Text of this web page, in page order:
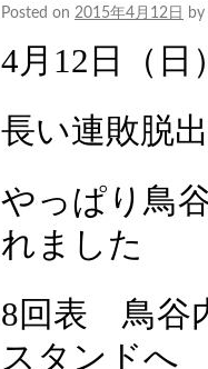
Posted on 2015年4月12日 by
4月 12 日（日
長い連敗脱
やっぱり鳥
れました
8回表 鳥
スタンドへ